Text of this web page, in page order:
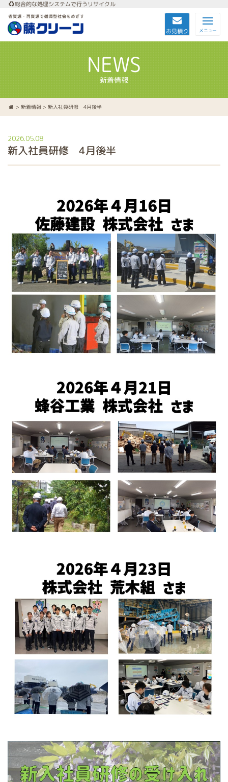
総合的な処理システムで行うリサイクル
お見積り メニュー
NEWS
新着情報
> 新着情報> 新入社員研修 4月後半
2026.05.08
新入社員研修 4月後半